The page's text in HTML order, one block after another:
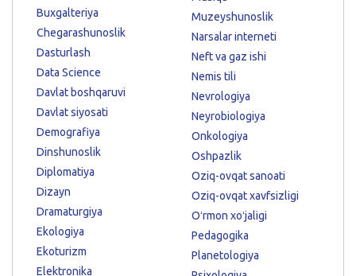
Buxgalteriya
Chegarashunoslik
Dasturlash
Data Science
Davlat boshqaruvi
Davlat siyosati
Demografiya
Dinshunoslik
Diplomatiya
Dizayn
Dramaturgiya
Ekologiya
Ekoturizm
Elektronika
Muzeyshunoslik
Narsalar interneti
Neft va gaz ishi
Nemis tili
Nevrologiya
Neyrobiologiya
Onkologiya
Oshpazlik
Oziq-ovqat sanoati
Oziq-ovqat xavfsizligi
Oʻrmon xoʻjaligi
Pedagogika
Planetologiya